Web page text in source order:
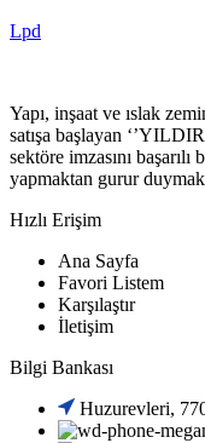
Lpd
Yapı, inşaat ve ıslak
satışa başlayan
sektöre imzasını
yapmaktan gurur
Hızlı Erişim
Ana Sayfa
Favori Listem
Karşılaştır
İletişim
Bilgi Bankası
Huzurevleri,